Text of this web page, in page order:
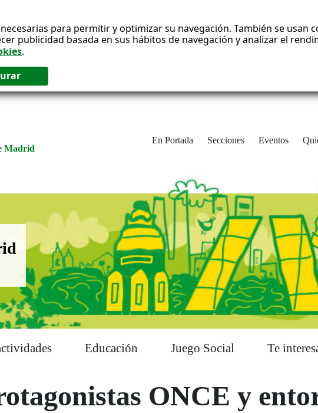
para permitir y optimizar su navegación. También se
publicidad basada en sus hábitos de navegación y analizar el
.
Madrid
En Portada Secciones Eventos
Madrid
Educación Juego Social Te
ONCE y